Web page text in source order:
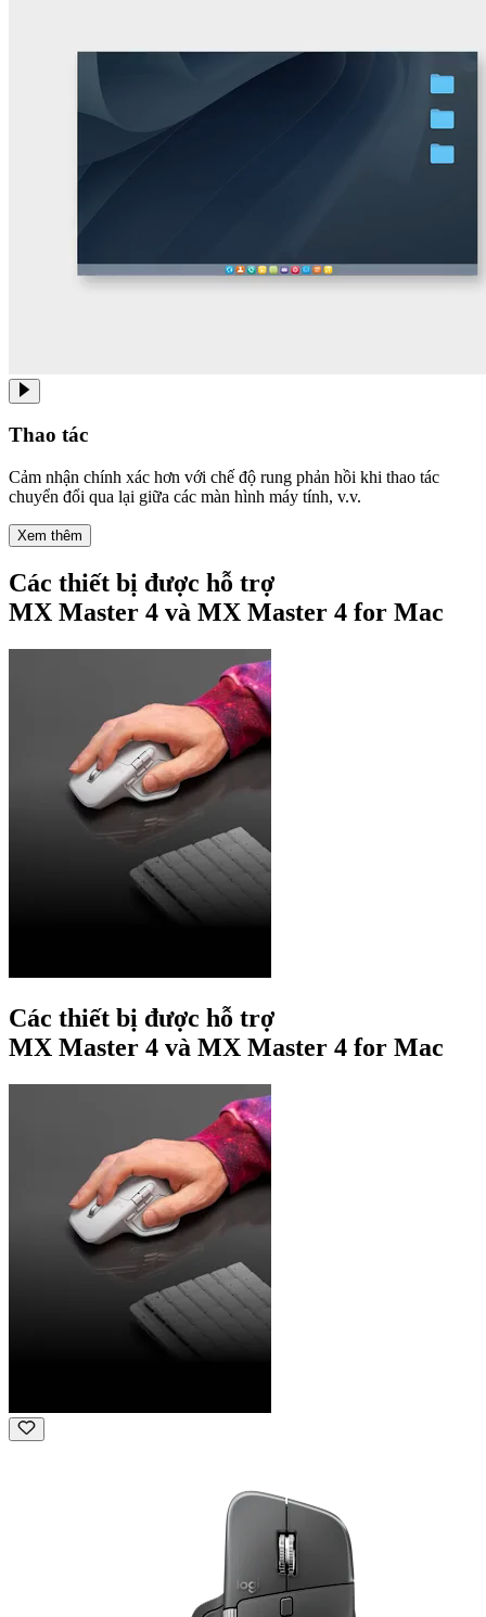
Thao tác
Cảm nhận chính xác hơn với chế độ rung phản hồi khi thao tác
chuyển đổi qua lại giữa các màn hình máy tính, v.v.
Xem thêm
Các thiết bị được hỗ trợ
MX Master 4 và MX Master 4 for Mac
Các thiết bị được hỗ trợ
MX Master 4 và MX Master 4 for Mac